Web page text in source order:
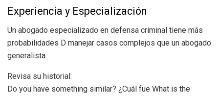
Experiencia y Especialización
Un abogado especializado en defensa criminal tiene más
probabilidades D manejar casos complejos que un abogado
generalista.
Revisa su historial:
Do you have something similar? ¿Cuál fue What is the